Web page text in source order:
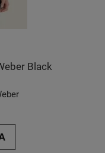
Black